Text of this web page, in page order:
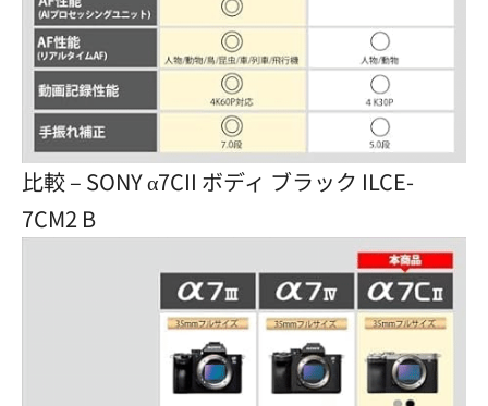
比較 – SONY α7CII ボディ ブラック ILCE-
7CM2 B